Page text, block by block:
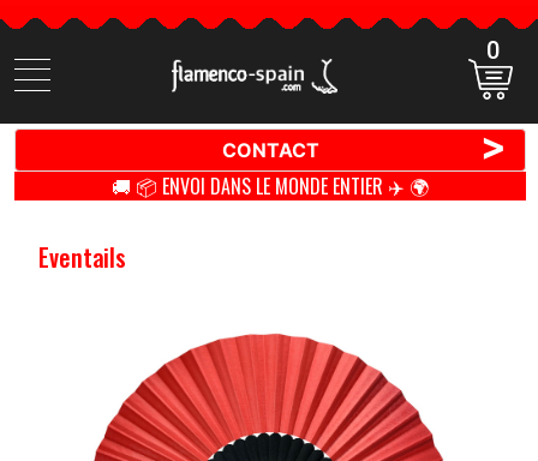
Cherchez
des
0
CONTACT >
🚚 📦 ENVOI DANS LE MONDE ENTIER ✈️ 🌍
Eventails